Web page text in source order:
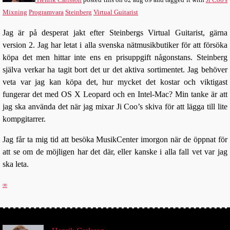
Mixning Programvara Steinberg Virtual Guitarist
Jag är på desperat jakt efter Steinbergs Virtual Guitarist, gärna
version 2. Jag har letat i alla svenska nätmusikbutiker för att försöka
köpa det men hittar inte ens en prisuppgift någonstans. Steinberg
själva verkar ha tagit bort det ur det aktiva sortimentet. Jag behöver
veta var jag kan köpa det, hur mycket det kostar och viktigast
fungerar det med OS X Leopard och en Intel-Mac? Min tanke är att
jag ska använda det när jag mixar Ji Coo’s skiva för att lägga till lite
kompgitarrer.
Jag får ta mig tid att besöka MusikCenter imorgon när de öppnat för
att se om de möjligen har det där, eller kanske i alla fall vet var jag
ska leta.
∞